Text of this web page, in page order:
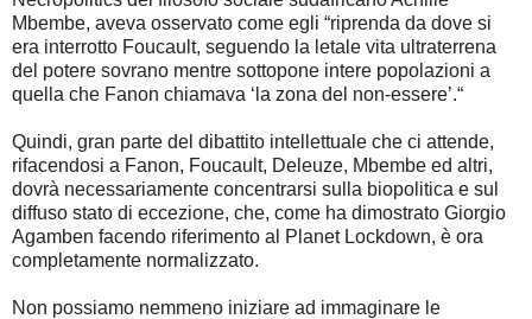
Mbembe, aveva osservato come egli “riprenda da dove si
era interrotto Foucault, seguendo la letale vita ultraterrena
del potere sovrano mentre sottopone intere popolazioni a
quella che Fanon chiamava ‘la zona del non-essere’.“
Quindi, gran parte del dibattito intellettuale che ci attende,
rifacendosi a Fanon, Foucault, Deleuze, Mbembe ed altri,
dovrà necessariamente concentrarsi sulla biopolitica e sul
diffuso stato di eccezione, che, come ha dimostrato Giorgio
Agamben facendo riferimento al Planet Lockdown, è ora
completamente normalizzato.
Non possiamo nemmeno iniziare ad immaginare le